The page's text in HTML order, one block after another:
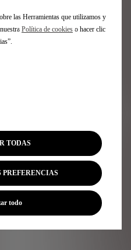
las Herramientas que utilizamos y
Política de cookies o hacer clic
PREFERENCIAS
TODAS
todo